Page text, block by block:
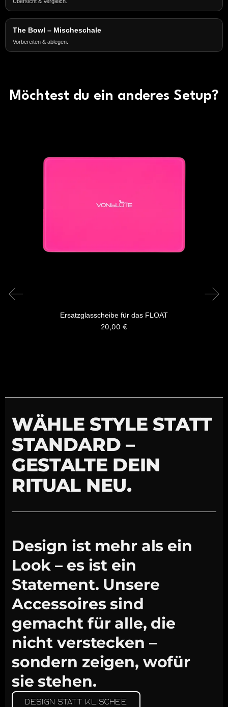
The Bowl – Mischeschale
Vorbereiten & ablegen.
Möchtest du ein anderes Setup?
Ersatzglasscheibe für das FLOAT
20,00 €
WÄHLE STYLE STATT
STANDARD –
GESTALTE DEIN
RITUAL NEU.
Design ist mehr als ein
Look – es ist ein
Statement. Unsere
Accessoires sind
gemacht für alle, die
nicht verstecken –
sondern zeigen, wofür
sie stehen.
Design statt Klischee